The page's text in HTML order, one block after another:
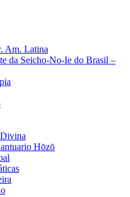
Am. Latina
da Seicho-No-Ie do Brasil –
Hōzō